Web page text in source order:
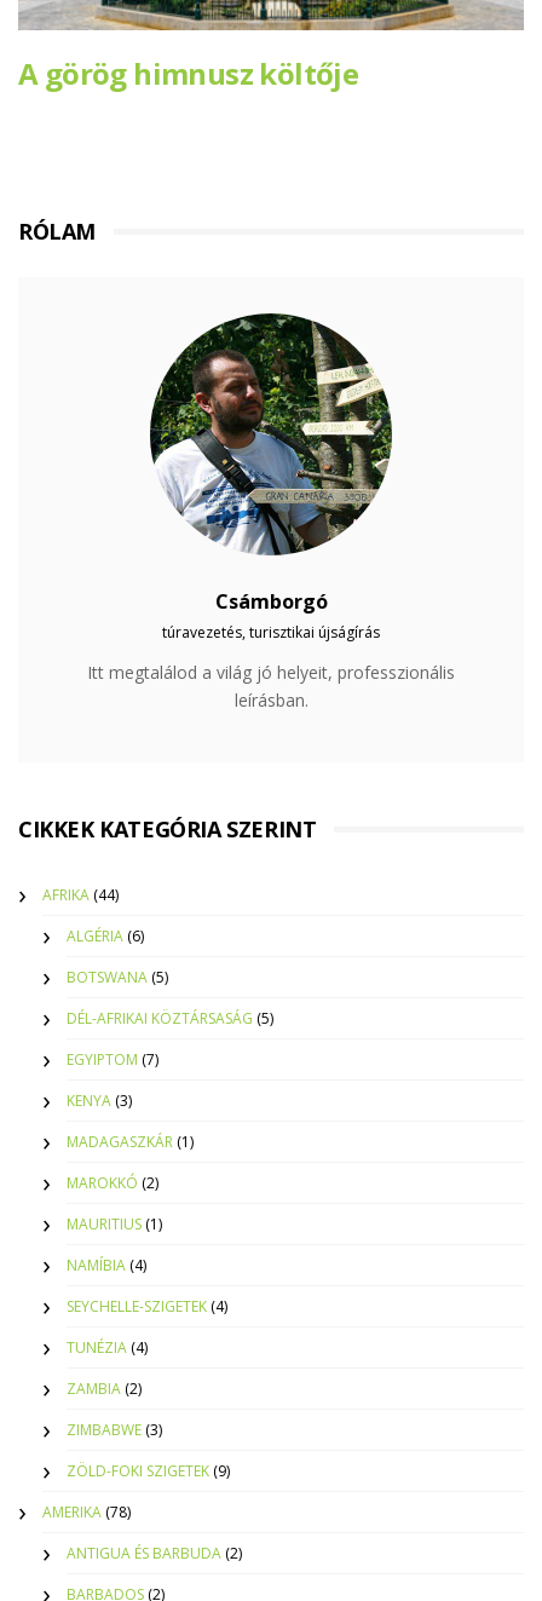
A görög himnusz költője
RÓLAM
Csámborgó
túravezetés, turisztikai újságírás
Itt megtalálod a világ jó helyeit, professzionális
leírásban.
CIKKEK KATEGÓRIA SZERINT
AFRIKA (44)
ALGÉRIA (6)
BOTSWANA (5)
DÉL-AFRIKAI KÖZTÁRSASÁG (5)
EGYIPTOM (7)
KENYA (3)
MADAGASZKÁR (1)
MAROKKÓ (2)
MAURITIUS (1)
NAMÍBIA (4)
SEYCHELLE-SZIGETEK (4)
TUNÉZIA (4)
ZAMBIA (2)
ZIMBABWE (3)
ZÖLD-FOKI SZIGETEK (9)
AMERIKA (78)
ANTIGUA ÉS BARBUDA (2)
BARBADOS (2)